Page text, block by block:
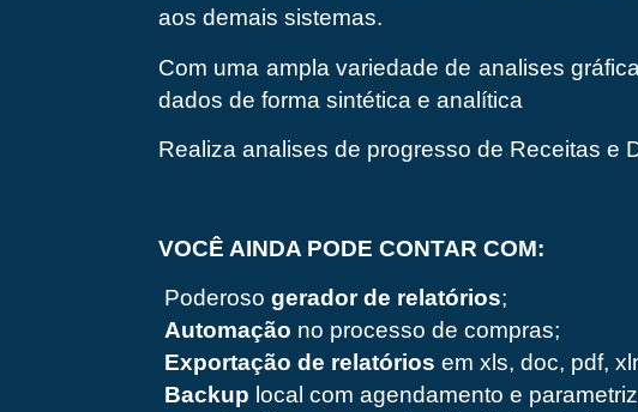
aos demais sistemas.
Com uma ampla variedade de analises
dados de forma sintética e analítica
Realiza analises de progresso de Receitas e
VOCÊ AINDA PODE CONTAR COM:
Poderoso gerador de relatórios;
Automação no processo de compras;
Exportação de relatórios em xls, doc, pdf,
Backup local com agendamento e